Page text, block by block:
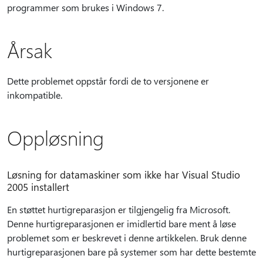
programmer som brukes i Windows 7.
Årsak
Dette problemet oppstår fordi de to versjonene er
inkompatible.
Oppløsning
Løsning for datamaskiner som ikke har Visual Studio
2005 installert
En støttet hurtigreparasjon er tilgjengelig fra Microsoft.
Denne hurtigreparasjonen er imidlertid bare ment å løse
problemet som er beskrevet i denne artikkelen. Bruk denne
hurtigreparasjonen bare på systemer som har dette bestemte